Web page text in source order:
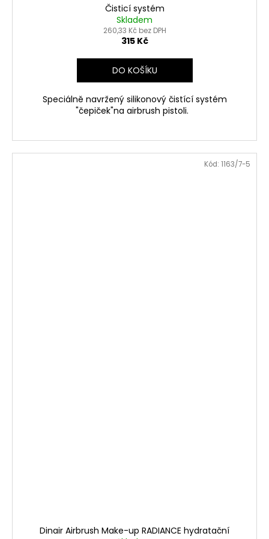
Čisticí systém
Skladem
260,33 Kč bez DPH
315 Kč
DO KOŠÍKU
Speciálně navržený silikonový čistící systém
"čepiček"na airbrush pistoli.
Dinair Airbrush Make-up RADIANCE hydratační
Kód: 1163/7-5